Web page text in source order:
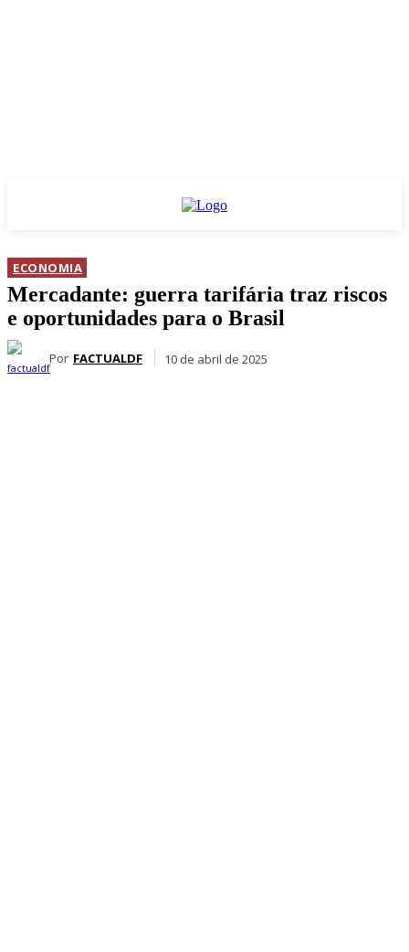
ECONOMIA
Mercadante: guerra tarifária traz riscos
e oportunidades para o Brasil
Por FACTUALDF 10 de abril de 2025